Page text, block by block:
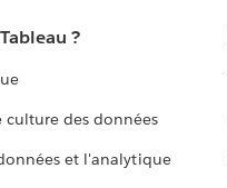
?
culture des données
et l'analytique